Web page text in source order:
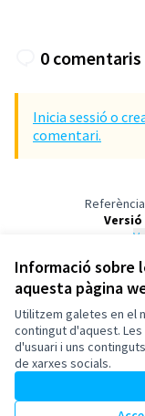
Informació sobre
aquesta pàgina
Utilitzem galetes en el
contingut d'aquest.
d'usuari i uns
de xarxes socials.
0 comentaris
Inicia sessió o
comentari.
Versió
Termes i condicions
Configuració de les
Esplugues de Llobregat
(Enllaç extern)
Esplugues de
(Enllaç extern)
Esplugues
(Enllaç extern)
(Enllaç
Triar la llenguaElegir el